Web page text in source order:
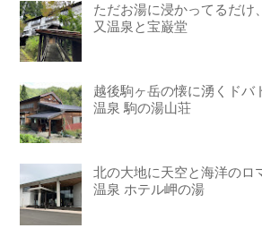
ただお湯に浸かってるだけ
又温泉と宝巌堂
越後駒ヶ岳の懐に湧くドバ
温泉 駒の湯山荘
北の大地に天空と海洋のロ
温泉 ホテル岬の湯